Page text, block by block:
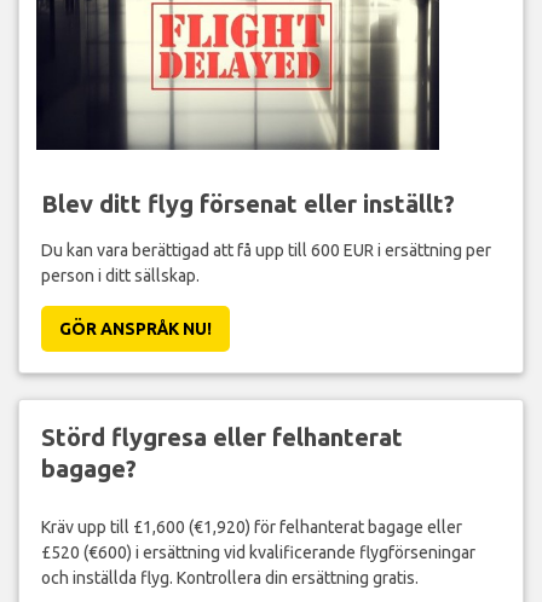
Blev ditt flyg försenat eller inställt?
Du kan vara berättigad att få upp till 600 EUR i ersättning per
person i ditt sällskap.
GÖR ANSPRÅK NU!
Störd flygresa eller felhanterat
bagage?
Kräv upp till £1,600 (€1,920) för felhanterat bagage eller
£520 (€600) i ersättning vid kvalificerande flygförseningar
och inställda flyg. Kontrollera din ersättning gratis.